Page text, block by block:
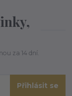
za 14 dní.
Přihlásit se